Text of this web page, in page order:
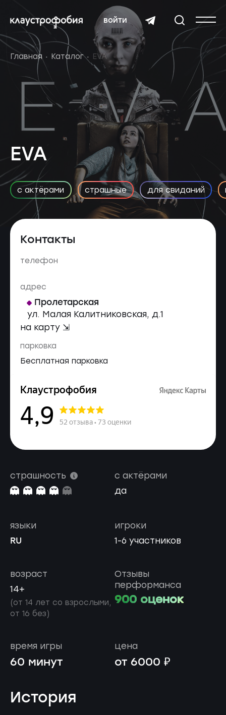
войти
Главная Каталог EVA
EVA
с актёрами страшные для свиданий
Контакты
телефон
адрес
Пролетарская
ул. Малая Калитниковская, д.1
на карту ⇲
парковка
Бесплатная парковка
страшность
с актёрами
да
игроки
1-6 участников
языки
RU
возраст
14+
(от 14 лет со взрослыми,
от 16 без)
Отзывы
перформанса
900 оценок
время игры
60 минут
цена
от 6000 ₽
История